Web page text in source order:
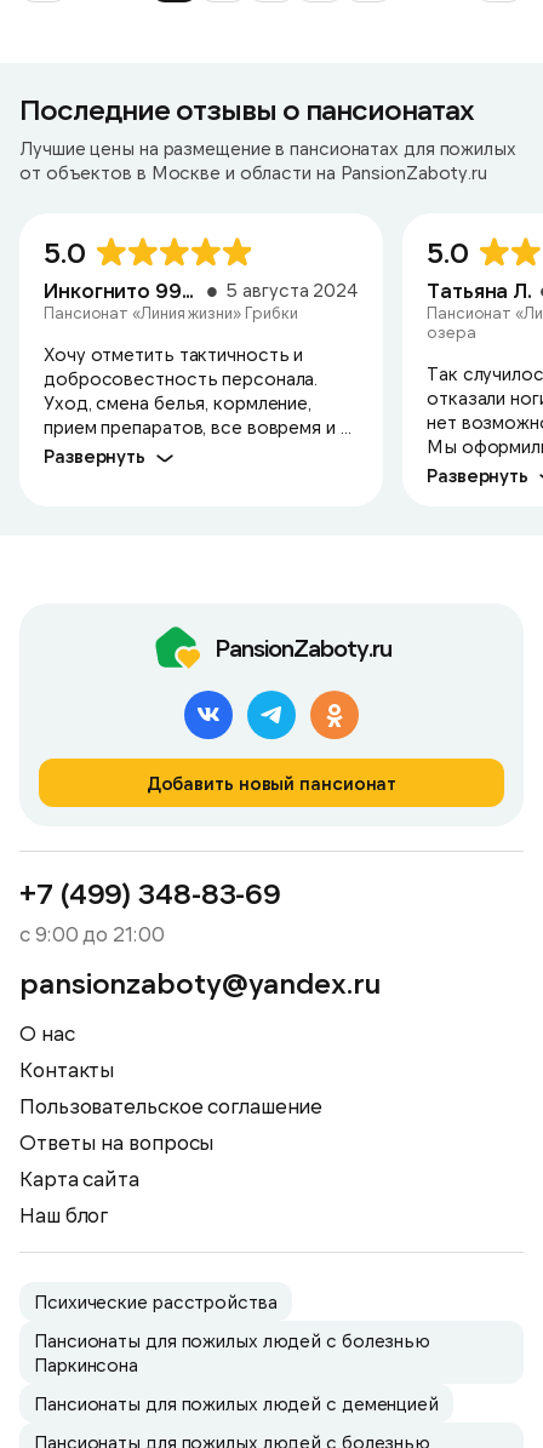
Последние отзывы о пансионатах
Лучшие цены на размещение в пансионатах для пожилых
от объектов в Москве и области на PansionZaboty.ru
5.0
Инкогнито 9924 5 августа 2024
Пансионат «Линия жизни» Грибки
Хочу отметить тактичность и
добросовестность персонала.
Уход, смена белья, кормление,
прием препаратов, все вовремя и ...
Развернуть
5.0
Татьяна Л.
Пансионат
озера
Так
отказали
нет
Мы оформили
Развернуть
PansionZaboty.ru
Добавить новый пансионат
+7 (499) 348-83-69
с 9:00 до 21:00
pansionzaboty@yandex.ru
О нас
Контакты
Пользовательское соглашение
Ответы на вопросы
Карта сайта
Наш блог
Психические расстройства
Пансионаты для пожилых людей с болезнью
Паркинсона
Пансионаты для пожилых людей с деменцией
Пансионаты для пожилых людей с болезнью